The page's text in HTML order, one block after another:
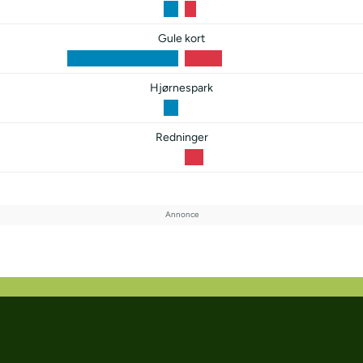
Gule kort
Hjørnespark
Redninger